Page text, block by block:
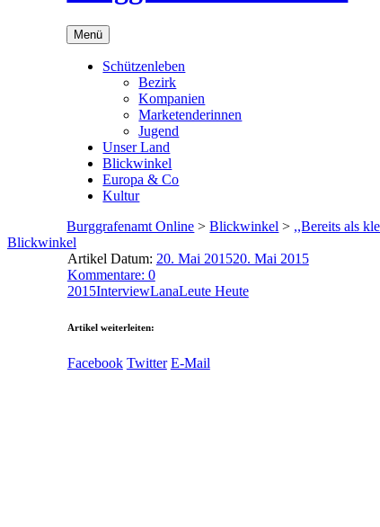
Menü
Schützenleben
Bezirk
Kompanien
Marketenderinnen
Jugend
Unser Land
Blickwinkel
Europa & Co
Kultur
Burggrafenamt Online >Blickwinkel > ,,Bereits als
Blickwinkel
Artikel Datum: 20. Mai 201520. Mai 2015
Kommentare: 0
2015InterviewLanaLeute Heute
Artikel weiterleiten:
Facebook Twitter E-Mail